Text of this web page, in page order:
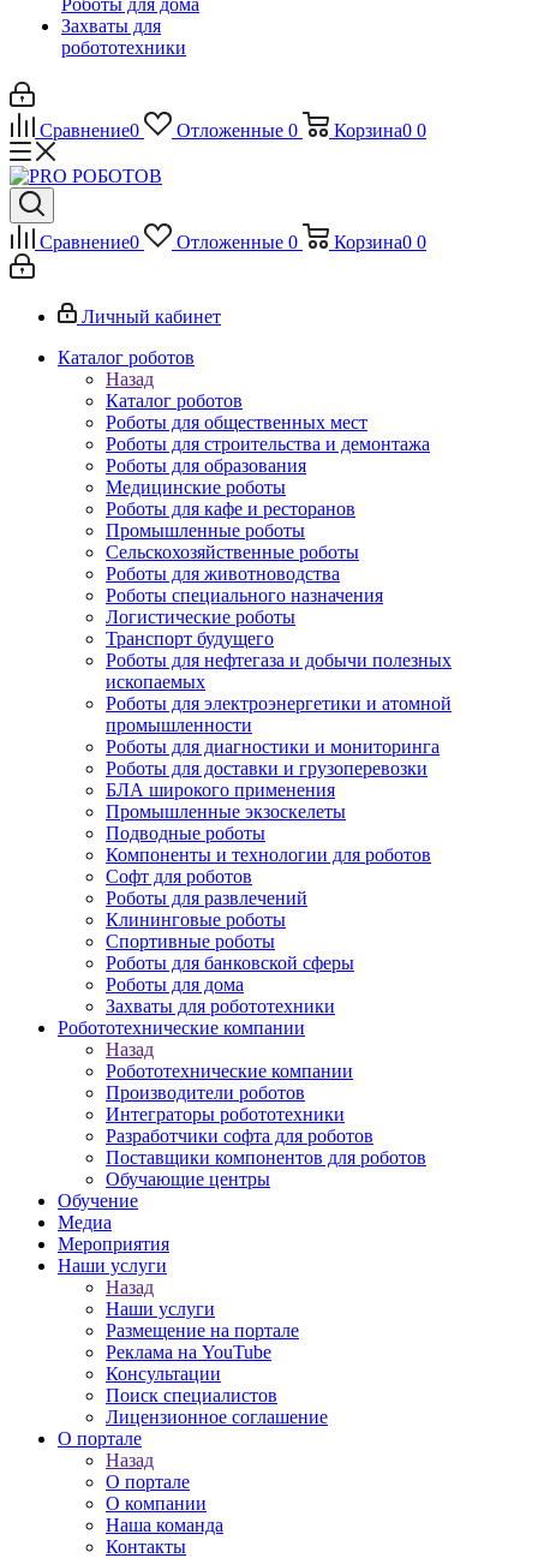
Роботы для дома
Захваты для
робототехники
Сравнение0 Отложенные 0 Корзина0 0
Сравнение0 Отложенные 0 Корзина0 0
Личный кабинет
Каталог роботов
Назад
Каталог роботов
Роботы для общественных мест
Роботы для строительства и демонтажа
Роботы для образования
Медицинские роботы
Роботы для кафе и ресторанов
Промышленные роботы
Сельскохозяйственные роботы
Роботы для животноводства
Роботы специального назначения
Логистические роботы
Транспорт будущего
Роботы для нефтегаза и добычи полезных
ископаемых
Роботы для электроэнергетики и атомной
промышленности
Роботы для диагностики и мониторинга
Роботы для доставки и грузоперевозки
БЛА широкого применения
Промышленные экзоскелеты
Подводные роботы
Компоненты и технологии для роботов
Софт для роботов
Роботы для развлечений
Клининговые роботы
Спортивные роботы
Роботы для банковской сферы
Роботы для дома
Захваты для робототехники
Робототехнические компании
Назад
Робототехнические компании
Производители роботов
Интеграторы робототехники
Разработчики софта для роботов
Поставщики компонентов для роботов
Обучающие центры
Обучение
Медиа
Мероприятия
Наши услуги
Назад
Наши услуги
Размещение на портале
Реклама на YouTube
Консультации
Поиск специалистов
Лицензионное соглашение
О портале
Назад
О портале
О компании
Наша команда
Контакты